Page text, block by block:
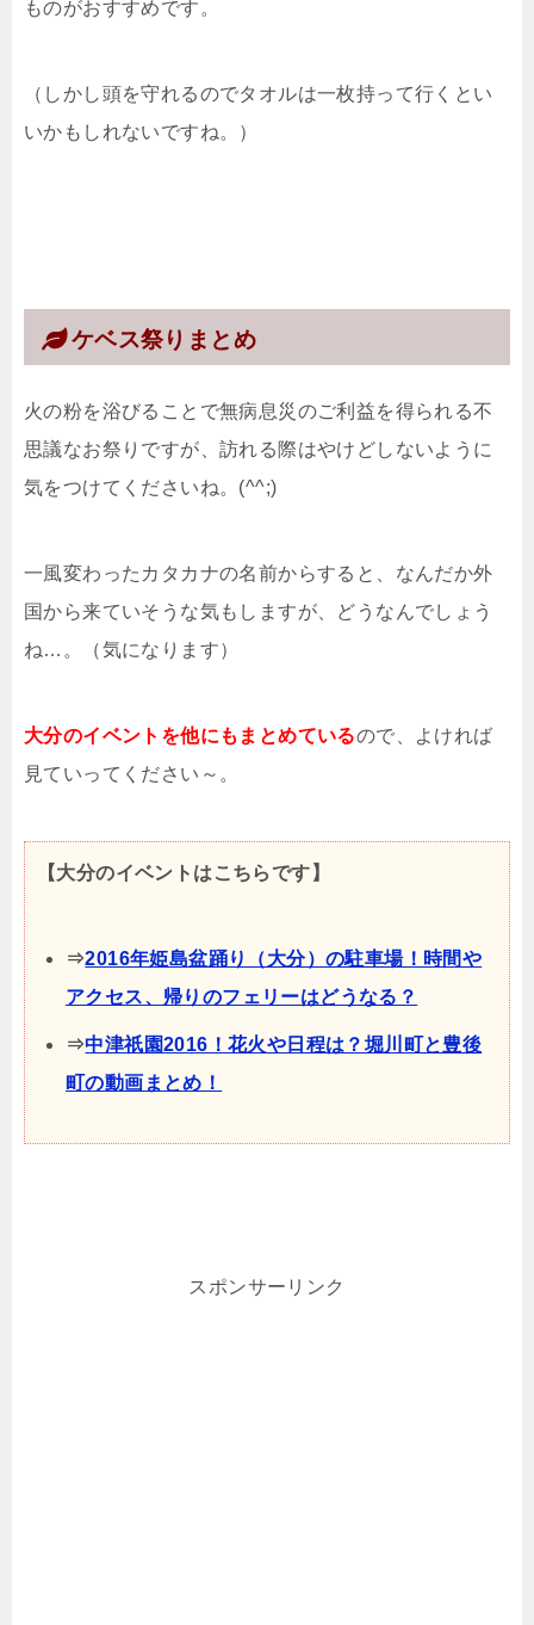
ものがおすすめです。
（しかし頭を守れるのでタオルは一枚持って行くとい
いかもしれないですね。）
ケベス祭りまとめ
火の粉を浴びることで無病息災のご利益を得られる不
思議なお祭りですが、訪れる際はやけどしないように
気をつけてくださいね。(^^;)
一風変わったカタカナの名前からすると、なんだか外
国から来ていそうな気もしますが、どうなんでしょう
ね…。（気になります）
大分のイベントを他にもまとめているので、よければ
見ていってください～。
【大分のイベントはこちらです】
⇒2016年姫島盆踊り（大分）の駐車場！時間や
アクセス、帰りのフェリーはどうなる？
⇒中津祇園2016！花火や日程は？堀川町と豊後
町の動画まとめ！
スポンサーリンク